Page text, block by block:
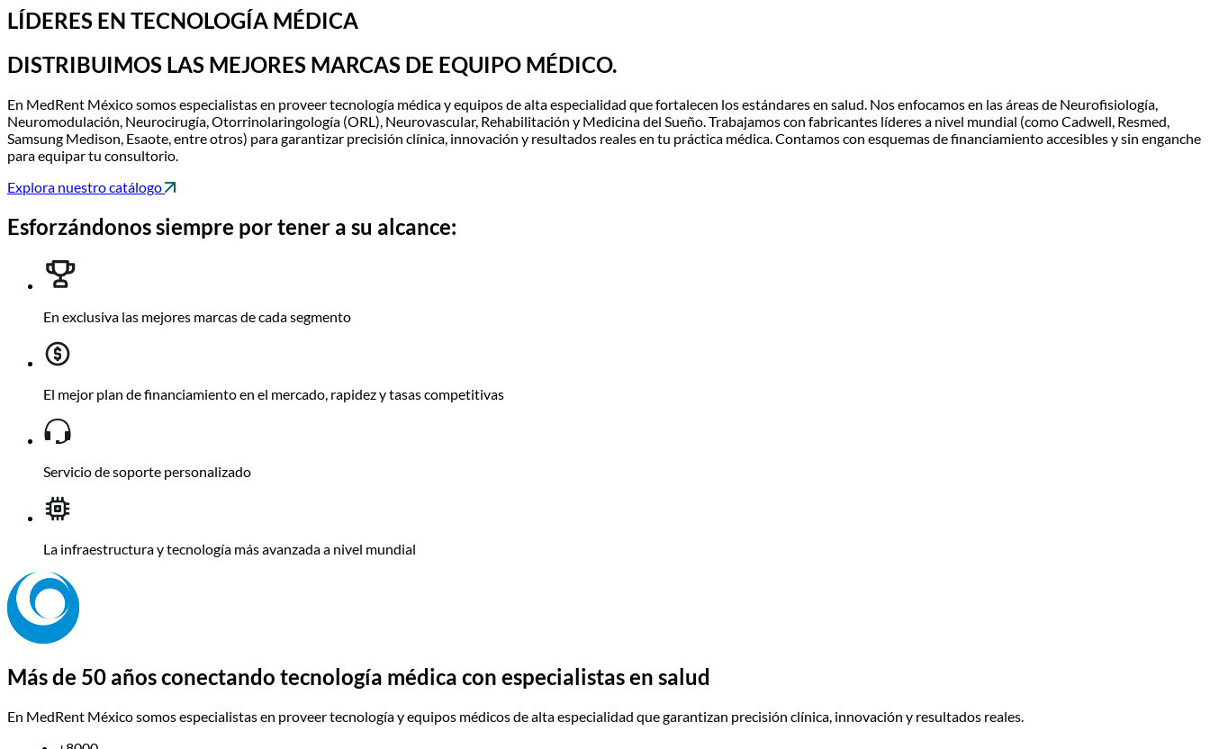
LÍDERES EN TECNOLOGÍA MÉDICA
DISTRIBUIMOS LAS MEJORES MARCAS DE EQUIPO MÉDICO.
En MedRent México somos especialistas en proveer tecnología médica y equipos de alta especialidad que fortalecen los estándares en salud. Nos enfocamos en las áreas de Neurofisiología,
Neuromodulación, Neurocirugía, Otorrinolaringología (ORL), Neurovascular, Rehabilitación y Medicina del Sueño. Trabajamos con fabricantes líderes a nivel mundial (como Cadwell, Resmed,
Samsung Medison, Esaote, entre otros) para garantizar precisión clínica, innovación y resultados reales en tu práctica médica. Contamos con esquemas de financiamiento accesibles y sin enganche
para equipar tu consultorio.
Explora nuestro catálogo
Esforzándonos siempre por tener a su alcance:
En exclusiva las mejores marcas de cada segmento
El mejor plan de financiamiento en el mercado, rapidez y tasas competitivas
Servicio de soporte personalizado
La infraestructura y tecnología más avanzada a nivel mundial
Más de 50 años conectando tecnología médica con especialistas en salud
En MedRent México somos especialistas en proveer tecnología y equipos médicos de alta especialidad que garantizan precisión clínica, innovación y resultados reales.